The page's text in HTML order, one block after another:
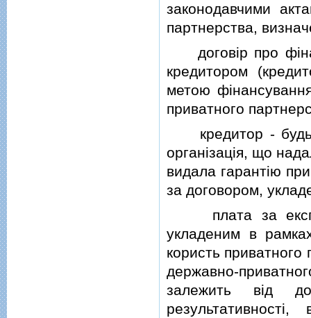
законодавчими
партнерства,
договiр про
кредитором
метою
приватного
кредитор - будь-
органiзацiя, що
видала гарантiю
за договором,
плата за
укладеним в
користь
державно-
залежить вiд